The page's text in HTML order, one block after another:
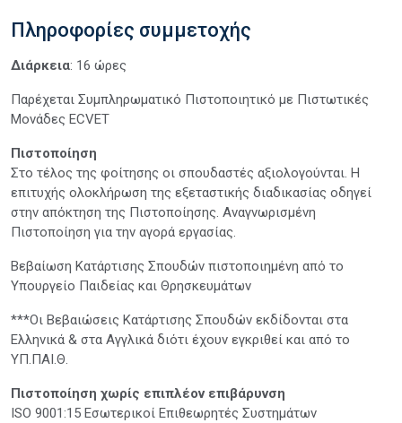
Πληροφορίες συμμετοχής
Διάρκεια: 16 ώρες
Παρέχεται Συμπληρωματικό Πιστοποιητικό με Πιστωτικές
Μονάδες ECVET
Πιστοποίηση
Στο τέλος της φοίτησης οι σπουδαστές αξιολογούνται. Η
επιτυχής ολοκλήρωση της εξεταστικής διαδικασίας οδηγεί
στην απόκτηση της Πιστοποίησης. Αναγνωρισμένη
Πιστοποίηση για την αγορά εργασίας.
Βεβαίωση Κατάρτισης Σπουδών πιστοποιημένη από το
Υπουργείο Παιδείας και Θρησκευμάτων
***Οι Βεβαιώσεις Κατάρτισης Σπουδών εκδίδονται στα
Ελληνικά & στα Αγγλικά διότι έχουν εγκριθεί και από το
ΥΠ.ΠΑΙ.Θ.
Πιστοποίηση χωρίς επιπλέον επιβάρυνση
ISO 9001:15 Εσωτερικοί Επιθεωρητές Συστημάτων